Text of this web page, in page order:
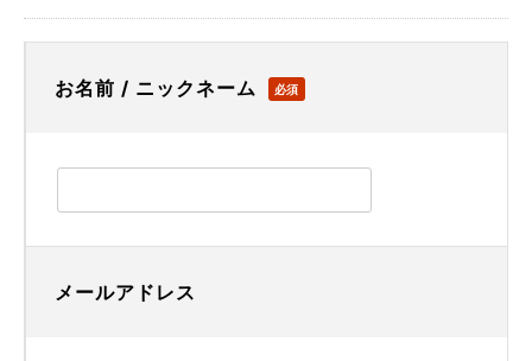
お名前 / ニックネーム 必須
メールアドレス